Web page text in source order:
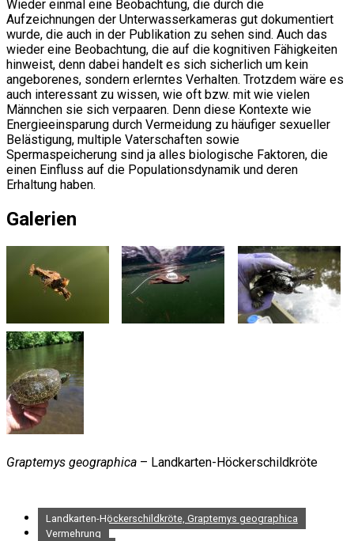
Wieder einmal eine Beobachtung, die durch die
Aufzeichnungen der Unterwasserkameras gut dokumentiert
wurde, die auch in der Publikation zu sehen sind. Auch das
wieder eine Beobachtung, die auf die kognitiven Fähigkeiten
hinweist, denn dabei handelt es sich sicherlich um kein
angeborenes, sondern erlerntes Verhalten. Trotzdem wäre es
auch interessant zu wissen, wie oft bzw. mit wie vielen
Männchen sie sich verpaaren. Denn diese Kontexte wie
Energieeinsparung durch Vermeidung zu häufiger sexueller
Belästigung, multiple Vaterschaften sowie
Spermaspeicherung sind ja alles biologische Faktoren, die
einen Einfluss auf die Populationsdynamik und deren
Erhaltung haben.
Galerien
Graptemys geographica – Landkarten-Höckerschildkröte
Landkarten-Höckerschildkröte, Graptemys geographica
Vermehrung